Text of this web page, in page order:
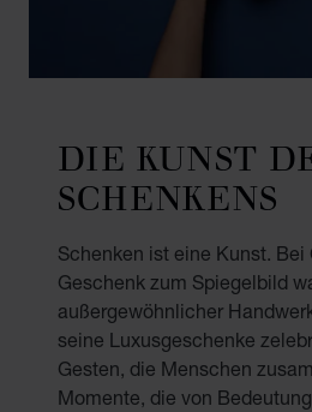
DIE KUNST
SCHENKENS
Schenken ist eine Kunst. Bei
Geschenk zum Spiegelbild
außergewöhnlicher
seine Luxusgeschenke
Gesten, die Menschen
Momente, die von